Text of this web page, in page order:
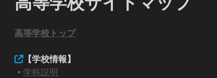
高等学校トップ
【学校情報】
・ 学科説明